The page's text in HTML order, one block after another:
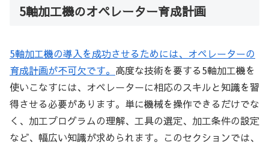
5軸加工機のオペレーター育成計画
5軸加工機の導入を成功させるためには、オペレーターの
育成計画が不可欠です。 高度な技術を要する5軸加工機を
使いこなすには、オペレーターに相応のスキルと知識を習
得させる必要があります。単に機械を操作できるだけでな
く、加工プログラムの理解、工具の選定、加工条件の設定
など、幅広い知識が求められます。このセクションでは、